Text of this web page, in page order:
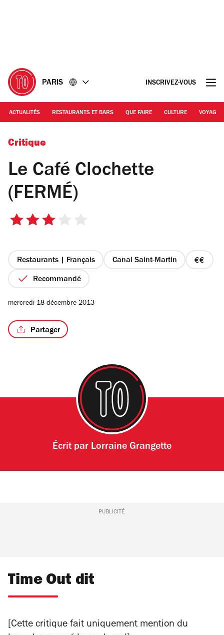
PARIS INSCRIVEZ-VOUS
ACTUALITÉS RESTAURANTS ET BARS QUE FAIRE CULTURE VOYAGE
©LG
Critique
Le Café Clochette
(FERMÉ)
3
étoiles
Restaurants | Français Canal Saint-Martin
prix
Recommandé
mercredi 18 décembre 2013
Partager
Écrit par Lorraine Grangette
PUBLICITÉ
Time Out dit
[Cette critique fait uniquement mention du